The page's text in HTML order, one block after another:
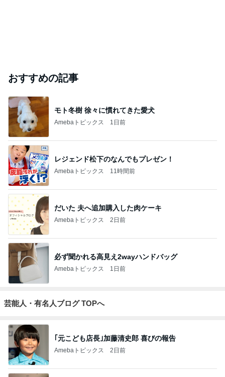
おすすめの記事
モト冬樹 徐々に慣れてきた愛犬
Amebaトピックス 1日前
レジェンド松下のなんでもプレゼン！
Amebaトピックス 11時間前
だいた 夫へ追加購入した肉ケーキ
Amebaトピックス 2日前
必ず聞かれる高見え2wayハンドバッグ
Amebaトピックス 1日前
芸能人・有名人ブログ TOPへ
｢元こども店長｣加藤清史郎 喜びの報告
Amebaトピックス 2日前